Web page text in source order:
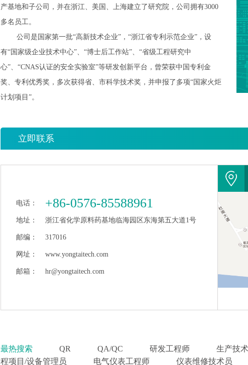
产基地和子公司，并在浙江、美国、上海建立了研究院，公司拥有3000
多名员工。
公司是国家第一批“高新技术企业”，“浙江省专利示范企业”，设
有“国家级企业技术中心”、“博士后工作站” 、“省级工程研究中
心” 、“CNAS认证的安全实验室”等研发创新平台，曾荣获中国专利金
奖、专利优秀奖，多次获得省、市科学技术奖，并申报了多项“国家火炬
计划项目 ”。
立即联系
电话： +86-0576-85588961
地址： 浙江省化学原料药基地临海园区东海第五大道1号
邮编： 317016
网址： www.yongtaitech.com
邮箱： hr@yongtaitech.com
最热搜索 QR QA/QC 研发工程师 生产技
程项目/设备管理员
电气仪表工程师 仪表维修技术员